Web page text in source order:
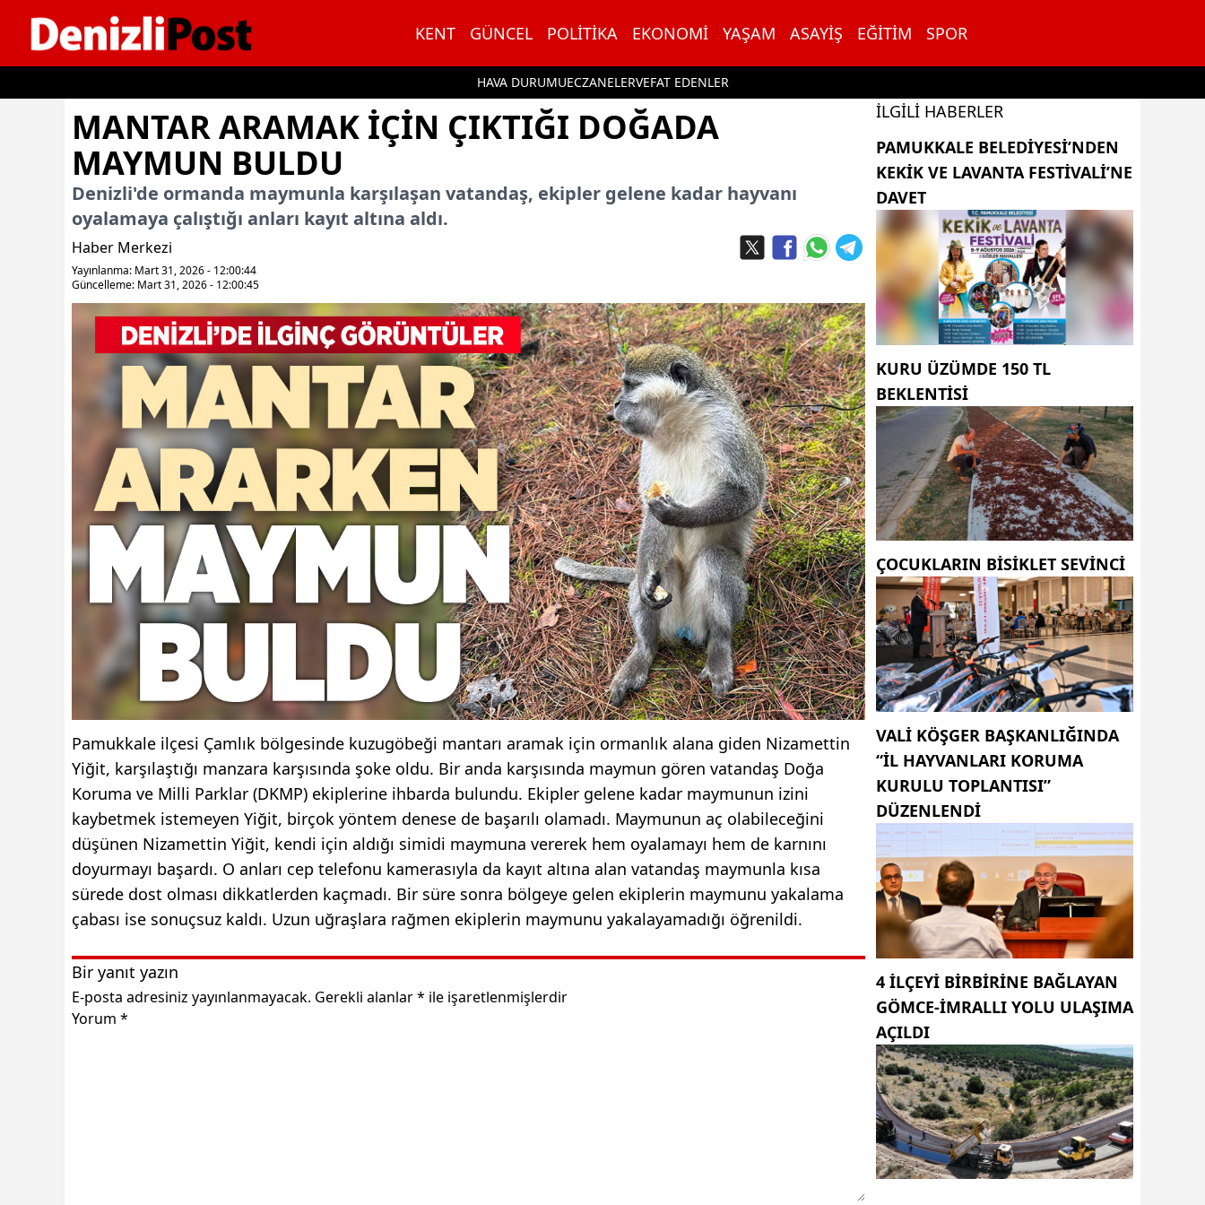
KENT GÜNCEL POLITIKA EKONOMI YAŞAM ASAYIŞ EĞITIM SPOR
HAVA DURUMUECZANELERVEFAT EDENLER
MANTAR ARAMAK IÇIN ÇIKTIĞI DOĞADA
MAYMUN BULDU
Denizli'de ormanda maymunla karşılaşan vatandaş, ekipler gelene kadar hayvanı
oyalamaya çalıştığı anları kayıt altına aldı.
Haber Merkezi
Yayınlanma: Mart 31, 2026 - 12:00:44
Güncelleme: Mart 31, 2026 - 12:00:45
Pamukkale ilçesi Çamlık bölgesinde kuzugöbeği mantarı aramak için ormanlık alana giden Nizamettin
Yiğit, karşılaştığı manzara karşısında şoke oldu. Bir anda karşısında maymun gören vatandaş Doğa
Koruma ve Milli Parklar (DKMP) ekiplerine ihbarda bulundu. Ekipler gelene kadar maymunun izini
kaybetmek istemeyen Yiğit, birçok yöntem denese de başarılı olamadı. Maymunun aç olabileceğini
düşünen Nizamettin Yiğit, kendi için aldığı simidi maymuna vererek hem oyalamayı hem de karnını
doyurmayı başardı. O anları cep telefonu kamerasıyla da kayıt altına alan vatandaş maymunla kısa
sürede dost olması dikkatlerden kaçmadı. Bir süre sonra bölgeye gelen ekiplerin maymunu yakalama
çabası ise sonuçsuz kaldı. Uzun uğraşlara rağmen ekiplerin maymunu yakalayamadığı öğrenildi.
Bir yanıt yazın
E-posta adresiniz yayınlanmayacak. Gerekli alanlar* ile işaretlenmişlerdir
Yorum *
İLGILI HABERLER
PAMUKKALE BELEDIYESI’NDEN
KEKIK VE LAVANTA FESTIVALI’NE
DAVET
KURU ÜZÜMDE 150 TL
BEKLENTISI
ÇOCUKLARIN BISIKLET SEVINCI
VALI KÖŞGER BAŞKANLIĞINDA
“İL HAYVANLARI KORUMA
KURULU TOPLANTISI”
DÜZENLENDI
4 ILÇEYI BIRBIRINE BAĞLAYAN
GÖMCE-İMRALLI YOLU ULAŞIMA
AÇILDI